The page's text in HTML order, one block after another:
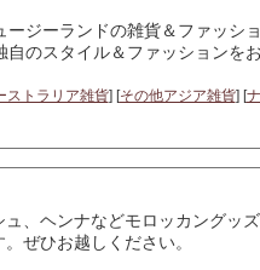
ージーランドの雑貨＆ファッシ
自のスタイル＆ファッションを
ストラリア雑貨] [その他アジア雑貨] [
ュ、ヘンナなどモロッカングッ
ぜひお越しください。